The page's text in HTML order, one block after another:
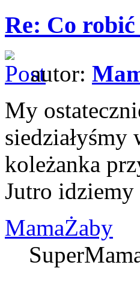
Re: Co
autor:
My
siedziałyśmy
koleżanka
Jutro idziemy
MamaŻaby